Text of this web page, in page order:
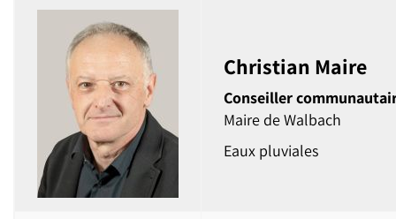
Christian Maire
Conseiller
Maire de Walbach
Eaux pluviales